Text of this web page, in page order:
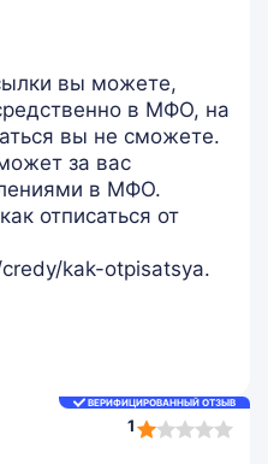
вы можете,
в МФО, на
вы не сможете.
за вас
в МФО.
отписаться от
kak-otpisatsya.
ВЕРИФИЦИРОВАННЫЙ ОТЗЫВ
1
1,0